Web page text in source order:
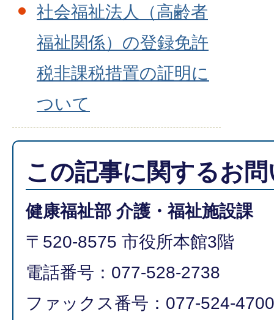
社会福祉法人（高齢者
福祉関係）の登録免許
税非課税措置の証明に
ついて
この記事に関するお
健康福祉部 介護・福祉施設課
〒520-8575 市役所本館3階
電話番号：077-528-2738
ファックス番号：077-524-4700